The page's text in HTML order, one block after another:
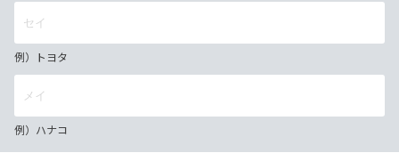
例）トヨタ
例）ハナコ